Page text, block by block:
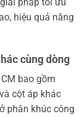
hiệu quả năng
cùng dòng
bao gồm
cột áp khác
phân khúc công